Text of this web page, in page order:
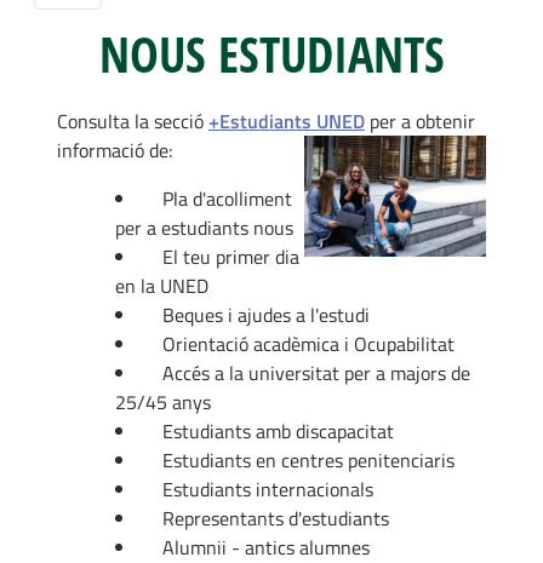
NOUS ESTUDIANTS
Consulta la secció +Estudiants UNED per a obtenir
informació de:
Pla d'acolliment
per a estudiants nous
El teu primer dia
en la UNED
Beques i ajudes a l'estudi
Orientació acadèmica i Ocupabilitat
Accés a la universitat per a majors de
25/45 anys
Estudiants amb discapacitat
Estudiants en centres penitenciaris
Estudiants internacionals
Representants d'estudiants
Alumnii - antics alumnes